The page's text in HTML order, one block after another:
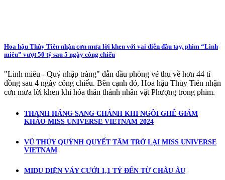
Hoa hậu Thùy Tiên nhận cơn mưa lời khen với vai diễn đầu tay, phim “Linh
miêu” vượt 50 tỷ sau 5 ngày công chiếu
"Linh miêu - Quỷ nhập tràng" dẫn đầu phòng vé thu về hơn 44 tỉ
đồng sau 4 ngày công chiếu. Bên cạnh đó, Hoa hậu Thùy Tiên nhận
cơn mưa lời khen khi hóa thân thành nhân vật Phượng trong phim.
THANH HẰNG SANG CHẢNH KHI NGỒI GHẾ GIÁM
KHẢO MISS UNIVERSE VIETNAM 2024
VŨ THÚY QUỲNH QUYẾT TÂM TRỞ LẠI MISS UNIVERSE
VIETNAM
MIDU DIỆN VÁY CƯỚI 1,1 TỶ ĐẾN TỪ CHÂU ÂU